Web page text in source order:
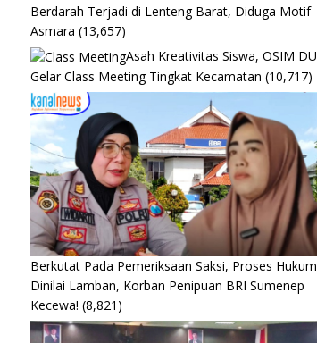
Berdarah Terjadi di Lenteng Barat, Diduga Motif
Asmara (13,657)
Asah Kreativitas Siswa, OSIM DU
Gelar Class Meeting Tingkat Kecamatan (10,717)
Berkutat Pada Pemeriksaan Saksi, Proses Hukum
Dinilai Lamban, Korban Penipuan BRI Sumenep
Kecewa! (8,821)